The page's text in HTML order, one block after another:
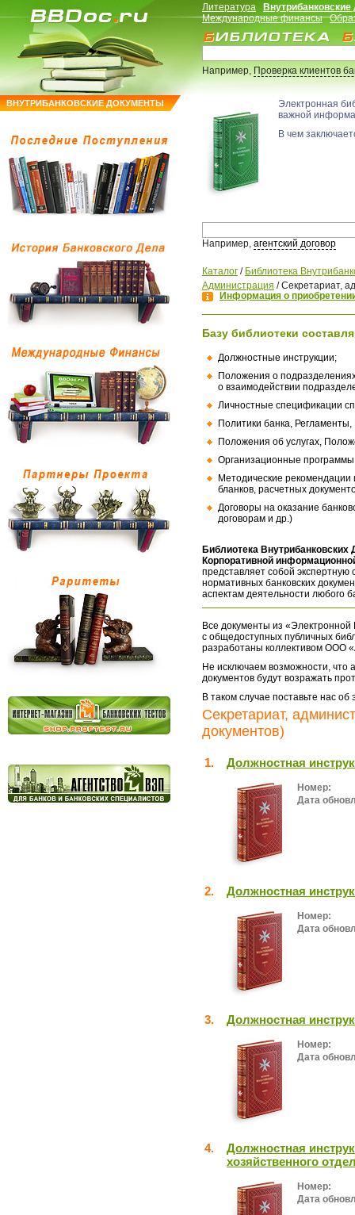
ВНУТРИБАНКОВСКИЕ ДОКУМЕНТЫ
Литература
Международные финансы
Например,Проверка клиентов
Электронная
важной
В чем
Например, агентский договор
Каталог / Библиотека
Администрация /Секретариат,
Информация о
Базу библиотеки
Должностные инструкции;
Положения о
о взаимодействии
Личностные спецификации
Политики банка,
Положения об услугах,
Организационные
Методические
бланков, расчетных
Договоры на оказание
договорам и др.)
Библиотека
Корпоративной
представляет собой экспертную
нормативных банковских
аспектам деятельности любого
Все документы из «Электронной
с общедоступных публичных
разработаны коллективом ООО
Не исключаем возможности, что
документов будут возражать
В таком случае поставьте нас
Секретариат,
документов)
1. Должностная
Номер:
Дата
2. Должностная
Номер:
Дата
3. Должностная
Номер:
Дата
4.
Должностная
хозяйственного
Номер:
Дата